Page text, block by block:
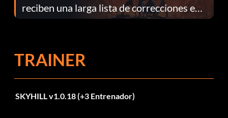
reciben una larga lista de correcciones en
el parche 1.0.4
TRAINER
SKYHILL v1.0.18 (+3 Entrenador)